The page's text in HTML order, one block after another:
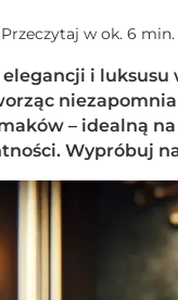
Przeczytaj w ok. 6 min.
i luksusu
– idealną
Wypróbuj